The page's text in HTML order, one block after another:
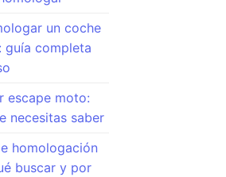
un coche
guía completa
escape moto:
necesitas saber
homologación
buscar y por